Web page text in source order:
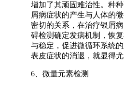
增加了其顽固难治性。种
屑病症状的产生与人体的
密切的关系，在治疗银屑
碍检测确定发病机制，恢
与稳定，促进微循环系统
表皮症状的消退，就显得尤
6、微量元素检测